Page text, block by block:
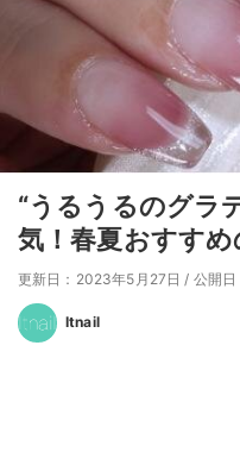
“うるうるのグラ
気！春夏おすす
更新日：2023年5月27日 / 公開
Itnail